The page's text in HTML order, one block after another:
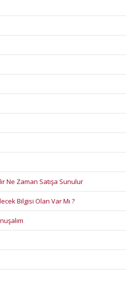
Ne Zaman Satışa Sunulur
Bilgisi Olan Var Mı ?